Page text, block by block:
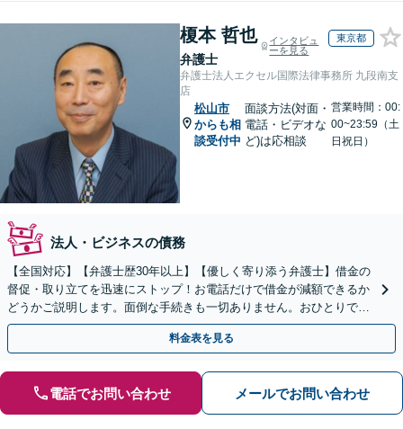
榎本 哲也
弁護士
インタビュ
ーを見る
東京都
弁護士法人エクセル国際法律事務所 九段南支
店
松山市
からも相
談受付中
面談方法(対面・
電話・ビデオな
ど)は応相談
営業時間：00:
00~23:59（土
日祝日）
法人・ビジネスの債務
【全国対応】【弁護士歴30年以上】【優しく寄り添う弁護士】借金の
督促・取り立てを迅速にストップ！お電話だけで借金が減額できるか
どうかご説明します。面倒な手続きも一切ありません。おひとりで悩
まず、お気軽にご相談ください。【電話相談可】
料金表を見る
電話でお問い合わせ メールでお問い合わせ